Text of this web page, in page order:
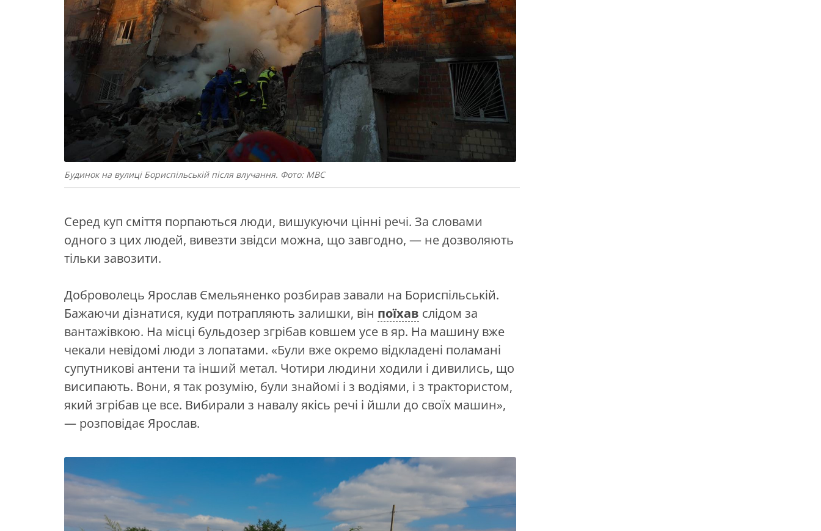
Будинок на вулиці Бориспільській після влучання. Фото: МВС
Серед куп сміття порпаються люди, вишукуючи цінні речі. За словами
одного з цих людей, вивезти звідси можна, що завгодно, — не дозволяють
тільки завозити.
Доброволець Ярослав Ємельяненко розбирав завали на Бориспільській.
Бажаючи дізнатися, куди потрапляють залишки, він поїхав слідом за
вантажівкою. На місці бульдозер згрібав ковшем усе в яр. На машину вже
чекали невідомі люди з лопатами. «Були вже окремо відкладені поламані
супутникові антени та інший метал. Чотири людини ходили і дивились, що
висипають. Вони, я так розумію, були знайомі і з водіями, і з трактористом,
який згрібав це все. Вибирали з навалу якісь речі і йшли до своїх машин»,
— розповідає Ярослав.